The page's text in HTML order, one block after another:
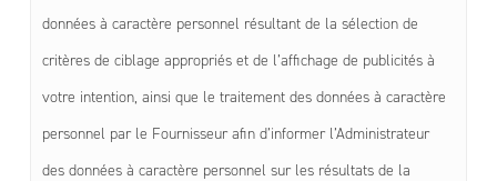
données à caractère personnel résultant de la sélection de
critères de ciblage appropriés et de l’affichage de publicités à
votre intention, ainsi que le traitement des données à caractère
personnel par le Fournisseur afin d’informer l’Administrateur
des données à caractère personnel sur les résultats de la